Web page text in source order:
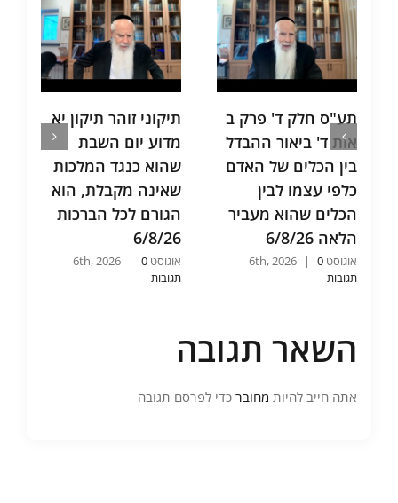
תע"ס חלק ד' פרק ב
אות ד' ביאור ההבדל
בין הכלים של האדם
כלפי עצמו לבין
הכלים שהוא מעביר
הלאה 6/8/26
אוגוסט 6th, 2026 |
0
תגובות
תיקוני זוהר תיקון יא
מדוע יום השבת
שהוא כנגד המלכות
שאינה מקבלת, הוא
הגורם לכל הברכות
6/8/26
אוגוסט 6th, 2026 |
0
תגובות
השאר תגובה
אתה חייב להיות מחובר כדי לפרסם תגובה